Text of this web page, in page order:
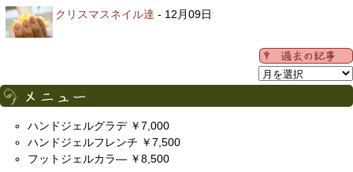
クリスマスネイル達 - 12月09日
ハンドジェルグラデ ￥7,000
ハンドジェルフレンチ ￥7,500
フットジェルカラ― ￥8,500